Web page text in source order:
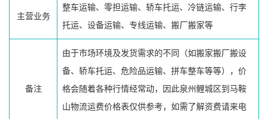
主营业务
整车运输、零担运输、轿车托运、冷链运输、行李
托运、设备运输、专线运输、搬厂搬家等
备注
由于市场环境及发货需求的不同（如搬家搬厂搬设
备、轿车托运、危险品运输、拼车整车等等），价
格会随着各种行情经常动，因此泉州鲤城区到马鞍
山物流运费价格表仅供参考，如需了解资费请来电